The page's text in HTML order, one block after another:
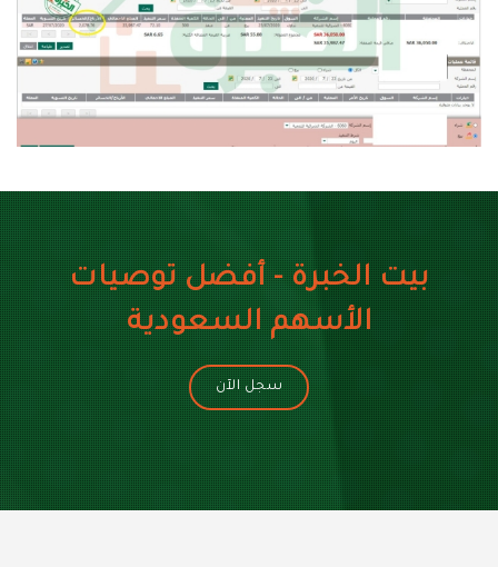
بيت الخبرة - أفضل توصيات
الأسهم السعودية
سجل الآن